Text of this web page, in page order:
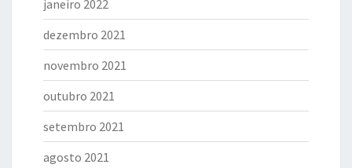
janeiro 2022
dezembro 2021
novembro 2021
outubro 2021
setembro 2021
agosto 2021